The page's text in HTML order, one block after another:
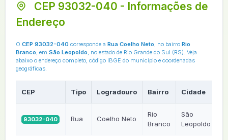
CEP 93032-040 - Informações de
Endereço
O CEP 93032-040 corresponde a Rua Coelho Neto, no bairro Rio
Branco, em São Leopoldo, no estado de Rio Grande do Sul (RS). Veja
abaixo o endereço completo, código IBGE do município e coordenadas
geográficas.
CEP Tipo Logradouro Bairro Cidade
93032-040 Rua Coelho Neto
Rio
Branco
São
Leopoldo